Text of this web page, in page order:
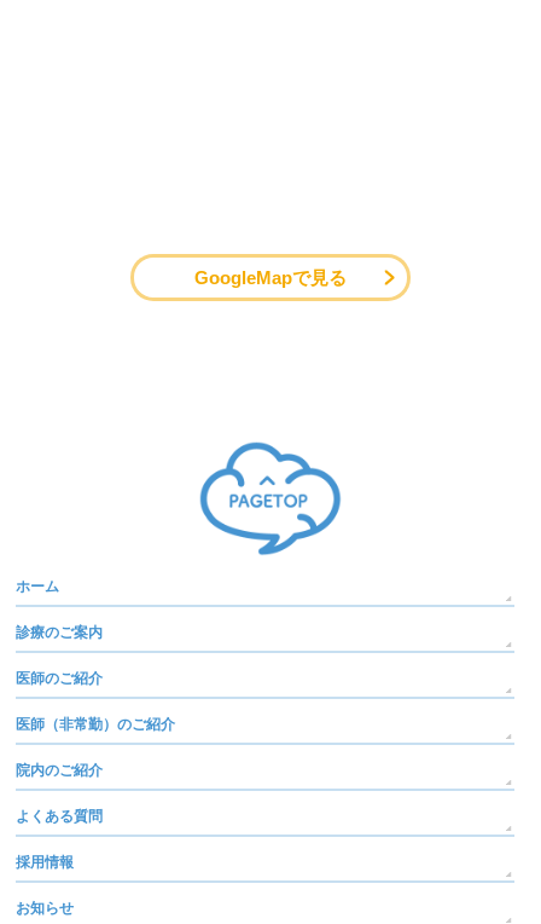
GoogleMapで見る
ホーム
診療のご案内
医師のご紹介
医師（非常勤）のご紹介
院内のご紹介
よくある質問
採用情報
お知らせ